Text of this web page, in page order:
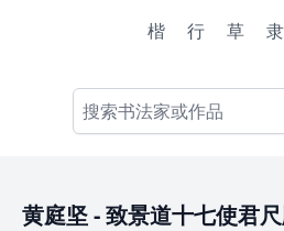
楷 行 草 隶
黄庭坚-致景道十七使君